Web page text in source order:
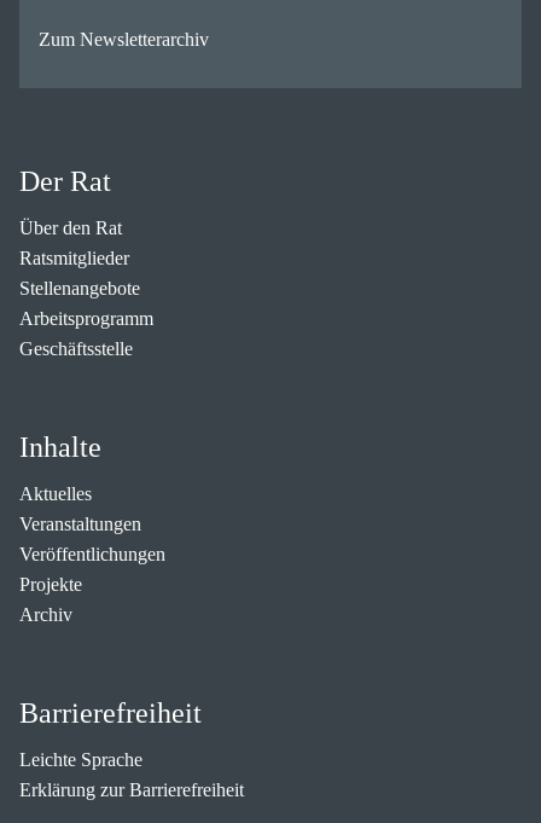
Zum Newsletterarchiv
Der Rat
Über den Rat
Ratsmitglieder
Stellenangebote
Arbeitsprogramm
Geschäftsstelle
Inhalte
Aktuelles
Veranstaltungen
Veröffentlichungen
Projekte
Archiv
Barrierefreiheit
Leichte Sprache
Erklärung zur Barrierefreiheit